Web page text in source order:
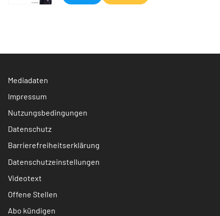
Mediadaten
Impressum
Nutzungsbedingungen
Datenschutz
Barrierefreiheitserklärung
Datenschutzeinstellungen
Videotext
Offene Stellen
Abo kündigen